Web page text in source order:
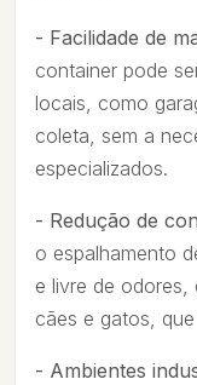
- Facilidade de
container pode
locais, como
coleta, sem a
especializados.
- Redução de
o espalhamento
e livre de
cães e gatos,
- Ambientes